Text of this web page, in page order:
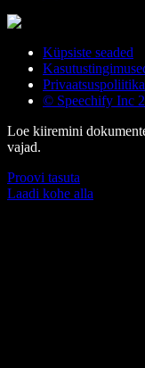
Küpsiste seaded
Privaatsuspoliitika
© Speechify Inc
Loe kiiremini
vajad.
Proovi tasuta
Laadi kohe alla